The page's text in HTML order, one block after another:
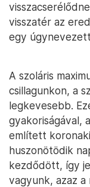
visszatér az
egy
A szoláris
csillagunkon, a
legkevesebb.
gyakoriságával,
említett
huszonötödik
kezdődött, így
vagyunk, azaz